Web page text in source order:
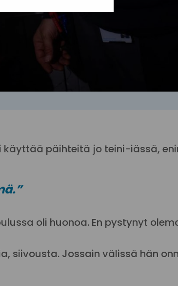
päihteitä jo teini-iässä,
oli huonoa. En pystynyt
siivousta. Jossain välissä hän